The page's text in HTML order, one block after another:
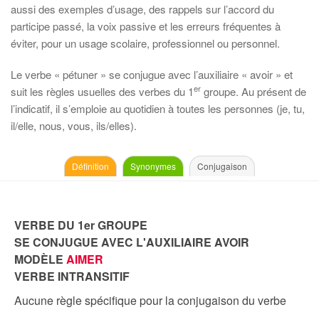
aussi des exemples d’usage, des rappels sur l’accord du
participe passé, la voix passive et les erreurs fréquentes à
éviter, pour un usage scolaire, professionnel ou personnel.
Le verbe « pétuner » se conjugue avec l’auxiliaire « avoir » et
suit les règles usuelles des verbes du 1er groupe. Au présent de
l’indicatif, il s’emploie au quotidien à toutes les personnes (je, tu,
il/elle, nous, vous, ils/elles).
Définition Synonymes Conjugaison
VERBE DU 1er GROUPE
SE CONJUGUE AVEC L'AUXILIAIRE AVOIR
MODÈLE AIMER
VERBE INTRANSITIF
Aucune règle spécifique pour la conjugaison du verbe